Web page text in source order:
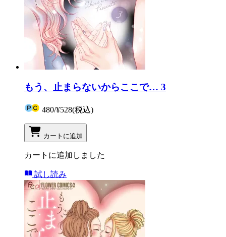
もう、止まらないからここで… 3
480/¥528(税込)
カートに追加
カートに追加しました
試し読み